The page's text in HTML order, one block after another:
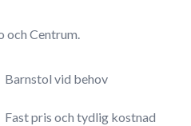
och Centrum.
Barnstol vid behov
Fast pris och tydlig kostnad